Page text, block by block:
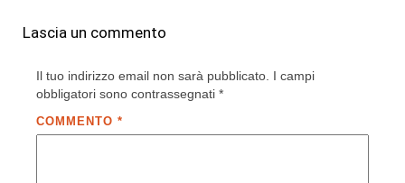
Lascia un commento
Il tuo indirizzo email non sarà pubblicato. I campi
obbligatori sono contrassegnati *
COMMENTO *